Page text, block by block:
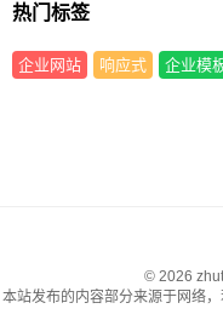
热门标签
企业网站 响应式 企业模
© 2026
本站发布的内容部分来源于网络